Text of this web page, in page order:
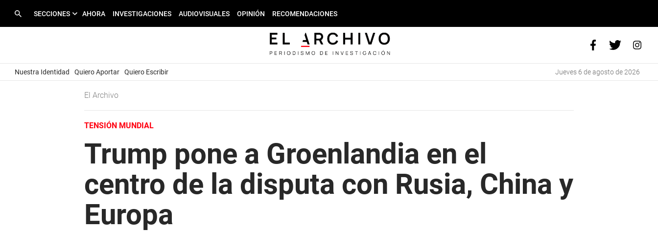
SECCIONES AHORA INVESTIGACIONES AUDIOVISUALES OPINIÓN RECOMENDACIONES
Nuestra Identidad Quiero Aportar Quiero Escribir jueves 6 de agosto de 2026
El Archivo
TENSIÓN MUNDIAL
Trump pone a Groenlandia en el
centro de la disputa con Rusia, China y
Europa